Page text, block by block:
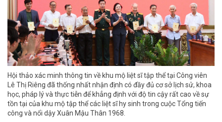
Hội thảo xác minh thông tin về khu mộ liệt sĩ tập thể tại Công viên
Lê Thị Riêng đã thống nhất nhận định có đầy đủ cơ sở lịch sử, khoa
học, pháp lý và thực tiễn để khẳng định với độ tin cậy rất cao về sự
tồn tại của khu mộ tập thể các liệt sĩ hy sinh trong cuộc Tổng tiến
công và nổi dậy Xuân Mậu Thân 1968.